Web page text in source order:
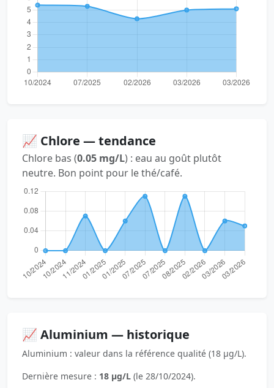
📈 Chlore — tendance
Chlore bas (0.05 mg/L) : eau au goût plutôt
neutre. Bon point pour le thé/café.
📈 Aluminium — historique
Aluminium : valeur dans la référence qualité (18 µg/L).
Dernière mesure : 18 µg/L (le 28/10/2024).